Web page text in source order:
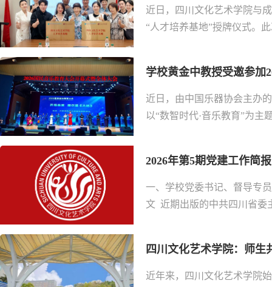
近日，四川文化艺术学院与
“人才培养基地”授牌仪式。
学校黄金中教授受邀参加
近日，由中国乐器协会主办
以“数智时代·音乐教育”为
2026年第5期党建工作简报
一、学校党委书记、督导专
文 近期出版的中共四川省委
四川文化艺术学院：师生
近年来，四川文化艺术学院